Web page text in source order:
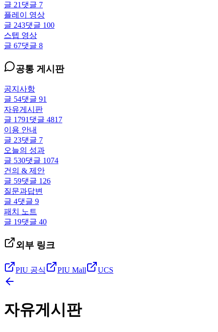
글 21 댓글 7
플레이 영상
글 243댓글 100
스텝 영상
글 67댓글 8
공통 게시판
공지사항
글 54댓글 91
자유게시판
글 1791댓글 4817
이용 안내
글 23댓글 7
오늘의 성과
글 530댓글 1074
건의 & 제안
글 59댓글 126
질문과답변
글 4댓글 9
패치 노트
글 19댓글 40
외부 링크
PIU 공식 PIU Mall UCS
자유게시판